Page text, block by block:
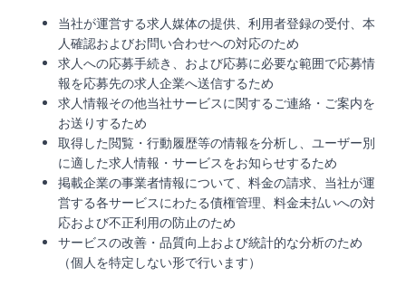
当社が運営する求人媒体の提供、利用者登録の受付、本
人確認およびお問い合わせへの対応のため
求人への応募手続き、および応募に必要な範囲で応募情
報を応募先の求人企業へ送信するため
求人情報その他当社サービスに関するご連絡・ご案内を
お送りするため
取得した閲覧・行動履歴等の情報を分析し、ユーザー別
に適した求人情報・サービスをお知らせするため
掲載企業の事業者情報について、料金の請求、当社が運
営する各サービスにわたる債権管理、料金未払いへの対
応および不正利用の防止のため
サービスの改善・品質向上および統計的な分析のため
（個人を特定しない形で行います）